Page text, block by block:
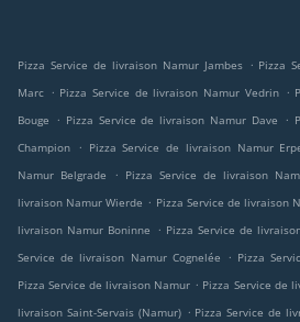
Pizza Service de livraison Namur Jambes . Pizza
Marc . Pizza Service de livraison Namur Vedrin .
Bouge
. Pizza Service de livraison Namur Dave .
Champion
. Pizza Service de livraison Namur
Namur Belgrade
. Pizza Service de livraison
livraison Namur Wierde . Pizza Service de livraison
livraison Namur Boninne
. Pizza Service de
Service de livraison Namur Cognelée
. Pizza
Pizza Service de livraison Namur . Pizza Service de
livraison Saint-Servais (Namur) . Pizza Service de